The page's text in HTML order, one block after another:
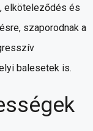
elköteleződés és
szaporodnak a
balesetek is.